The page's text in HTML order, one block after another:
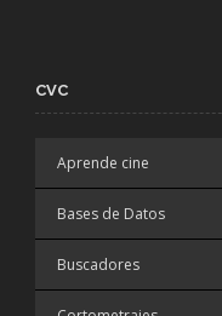
CVC
Aprende cine
Bases de Datos
Buscadores